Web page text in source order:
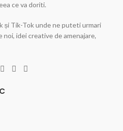
ce va doriti.
și Tik-Tok unde ne puteti urmari
idei creative de amenajare,